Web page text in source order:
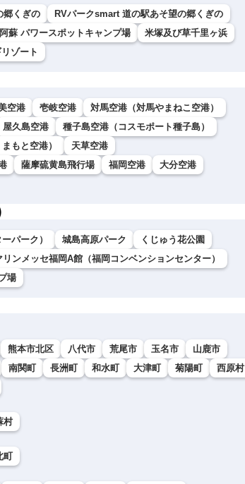
郷くぎの
RVパークsmart 道の駅あそ望の郷くぎの
蘇 パワースポットキャンプ場
米塚及び草千里ヶ浜
ゾート
空港 壱岐空港
対馬空港（対馬やまねこ空港）
屋久島空港
種子島空港（コスモポート種子島）
もと空港）
天草空港
薩摩硫黄島飛行場 福岡空港
大分空港
パーク） 城島高原パーク
くじゅう花公園
リンメッセ福岡A館（福岡コンベンションセンター）
場
熊本市北区 八代市 荒尾市 玉名市
山鹿市
南関町 長洲町 和水町 大津町 菊陽町
西原村
村
町